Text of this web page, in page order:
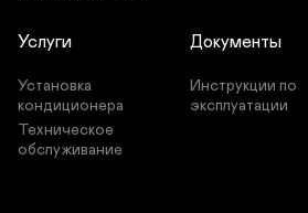
Услуги
Установка
кондиционера
Техническое
обслуживание
Документы
Инструкции по
эксплуатации